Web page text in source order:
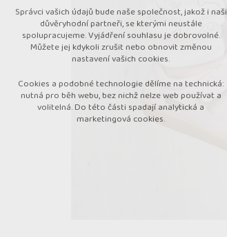
návštěvnosti
marketingová cookies (Google)
Více informací o cookies na našem webu
Přijmout všechny cookies
Odmítnout vše
Správci vašich údajů bude naše společnost, jakož i naši
důvěryhodní partneři, se kterými neustále
spolupracujeme. Vyjádření souhlasu je dobrovolné.
Můžete jej kdykoli zrušit nebo obnovit změnou
nastavení vašich cookies.
Cookies a podobné technologie dělíme na technická:
nutná pro běh webu, bez nichž nelze web používat a
volitelná. Do této části spadají analytická a
marketingová cookies.